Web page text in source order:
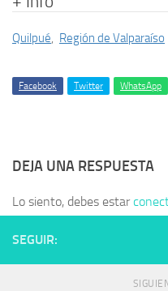
Quilpué, Región de Valparaíso
Facebook Twitter WhatsApp
DEJA UNA RESPUESTA
Lo siento, debes estar
SEGUIR: